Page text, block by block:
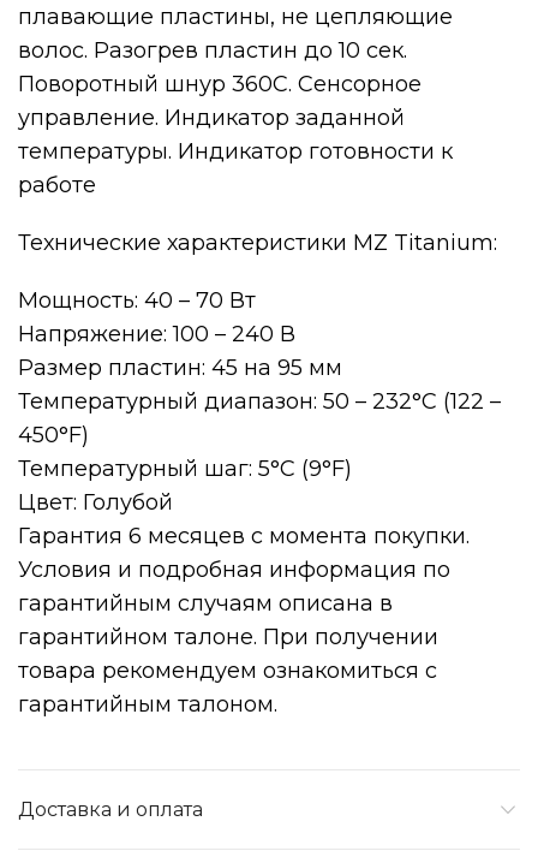
плавающие пластины, не цепляющие
волос. Разогрев пластин до 10 сек.
Поворотный шнур 360С. Сенсорное
управление. Индикатор заданной
температуры. Индикатор готовности к
работе
Технические характеристики MZ Titanium:
Мощность: 40 – 70 Вт
Напряжение: 100 – 240 В
Размер пластин: 45 на 95 мм
Температурный диапазон: 50 – 232°С (122 –
450°F)
Температурный шаг: 5°С (9°F)
Цвет: Голубой
Гарантия 6 месяцев с момента покупки.
Условия и подробная информация по
гарантийным случаям описана в
гарантийном талоне. При получении
товара рекомендуем ознакомиться с
гарантийным талоном.
Доставка и оплата